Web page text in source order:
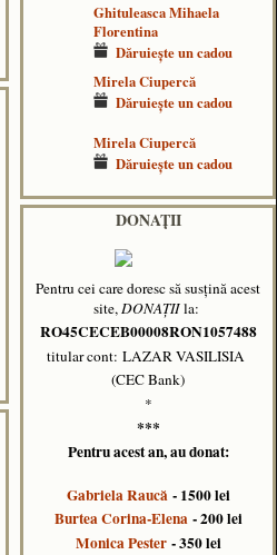
Ghituleasca Mihaela
Florentina
Dăruieşte un cadou
Mirela Ciupercă
Dăruieşte un cadou
Mirela Ciupercă
Dăruieşte un cadou
DONAȚII
Pentru cei care doresc să susțină acest
site, DONAȚIIla:
RO45CECEB00008RON1057488
titular cont: LAZAR VASILISIA
(CEC Bank)
*
***
Pentru acest an, au donat:
Gabriela Raucă- 1500 lei
Burtea Corina-Elena- 200 lei
Monica Pester- 350 lei